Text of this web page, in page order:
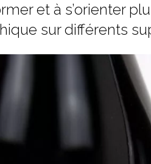
et à s’orienter
sur différents